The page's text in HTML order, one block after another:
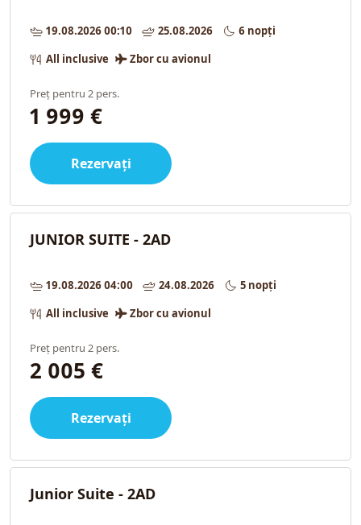
19.08.2026 00:10 25.08.2026
6 nopți
All inclusive
Zbor cu avionul
Preț pentru 2 pers.
1 999 €
Rezervați
JUNIOR SUITE - 2AD
19.08.2026 04:00 24.08.2026
5 nopți
All inclusive
Zbor cu avionul
Preț pentru 2 pers.
2 005 €
Rezervați
Junior Suite - 2AD